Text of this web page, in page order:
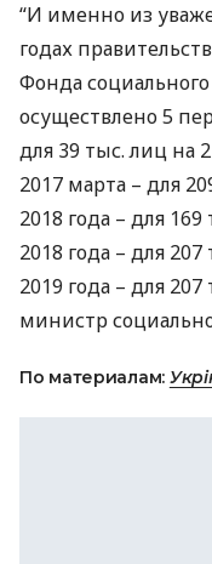
“И именно из
годах
Фонда
осуществлено 5
для 39 тыс. лиц на
2017 марта – для
2018 года – для
2018 года – для
2019 года – для 207
министр
По материалам: